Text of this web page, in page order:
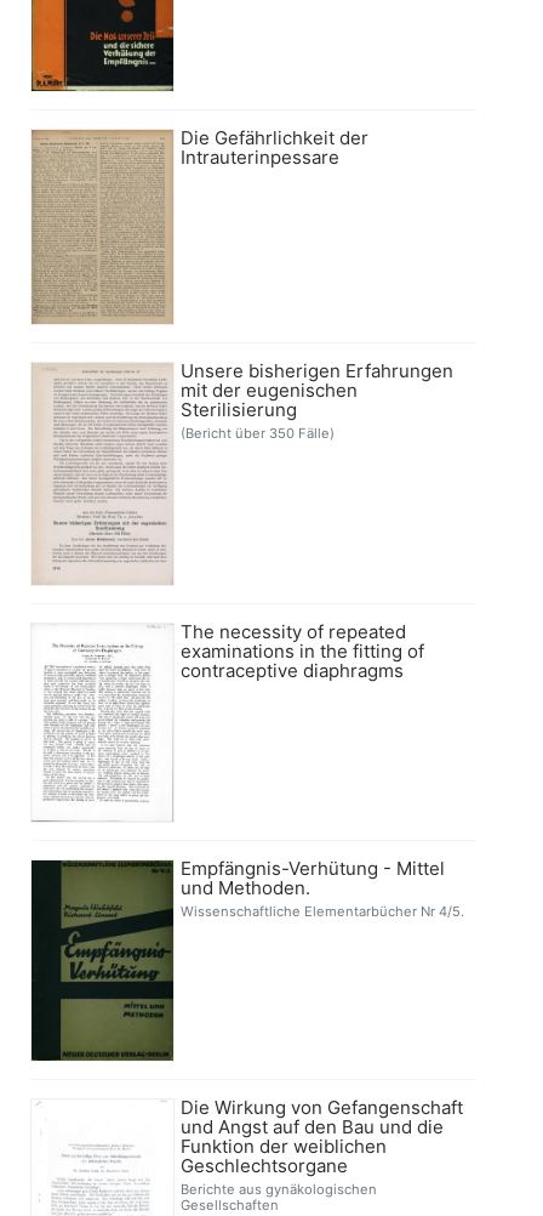
Die Gefährlichkeit der
Intrauterinpessare
Unsere bisherigen Erfahrungen
mit der eugenischen
Sterilisierung
(Bericht über 350 Fälle)
The necessity of repeated
examinations in the fitting of
contraceptive diaphragms
Empfängnis-Verhütung - Mittel
und Methoden.
Wissenschaftliche Elementarbücher Nr 4/5.
Die Wirkung von Gefangenschaft
und Angst auf den Bau und die
Funktion der weiblichen
Geschlechtsorgane
Berichte aus gynäkologischen
Gesellschaften